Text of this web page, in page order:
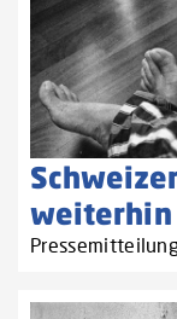
weiterhin